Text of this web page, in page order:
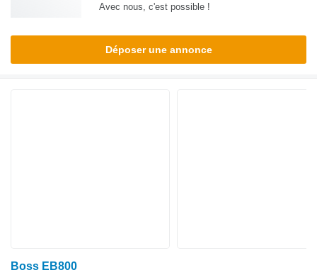
Avec nous, c'est possible !
Déposer une annonce
Boss EB800